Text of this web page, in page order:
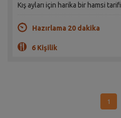
Kış ayları için harika bir hamsi tarifi
Hazırlama 20 dakika
6 Kişilik
1